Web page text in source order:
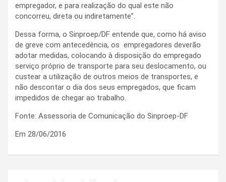
empregador, e para realização do qual este não
concorreu, direta ou indiretamente”.
Dessa forma, o Sinproep/DF entende que, como há aviso
de greve com antecedência, os empregadores deverão
adotar medidas, colocando à disposição do empregado
serviço próprio de transporte para seu deslocamento, ou
custear a utilização de outros meios de transportes, e
não descontar o dia dos seus empregados, que ficam
impedidos de chegar ao trabalho.
Fonte: Assessoria de Comunicação do Sinproep-DF
Em 28/06/2016